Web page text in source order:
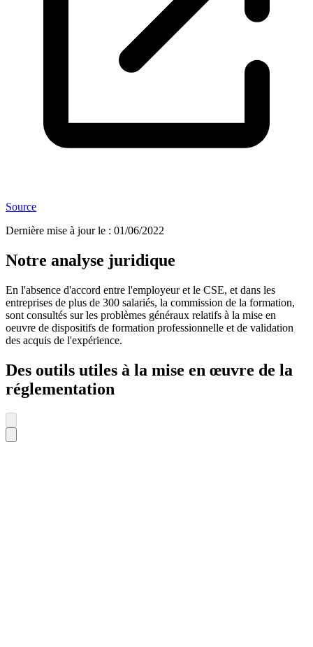
Source
Dernière mise à jour le : 01/06/2022
Notre analyse juridique
En l'absence d'accord entre l'employeur et le CSE, et dans les
entreprises de plus de 300 salariés, la commission de la formation,
sont consultés sur les problèmes généraux relatifs à la mise en
oeuvre de dispositifs de formation professionnelle et de validation
des acquis de l'expérience.
Des outils utiles à la mise en œuvre de la
réglementation